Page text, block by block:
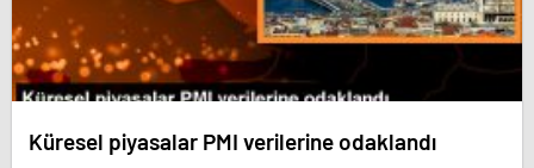
Küresel piyasalar PMI verilerine odaklandı